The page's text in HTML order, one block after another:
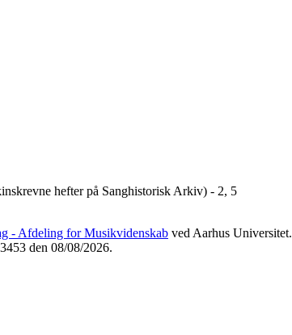
hefter på Sanghistorisk Arkiv) - 2, 5
- Afdeling for Musikvidenskab ved Aarhus Universitet.
den 08/08/2026.